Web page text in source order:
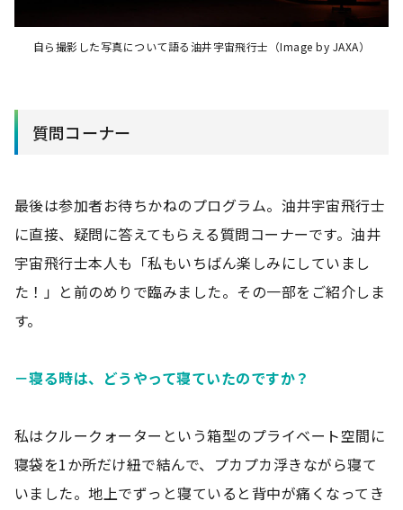
自ら撮影した写真について語る油井宇宙飛行士（Image by JAXA）
質問コーナー
最後は参加者お待ちかねのプログラム。油井宇宙飛行士
に直接、疑問に答えてもらえる質問コーナーです。油井
宇宙飛行士本人も「私もいちばん楽しみにしていまし
た！」と前のめりで臨みました。その一部をご紹介しま
す。
－寝る時は、どうやって寝ていたのですか？
私はクルークォーターという箱型のプライベート空間に
寝袋を1か所だけ紐で結んで、プカプカ浮きながら寝て
いました。地上でずっと寝ていると背中が痛くなってき